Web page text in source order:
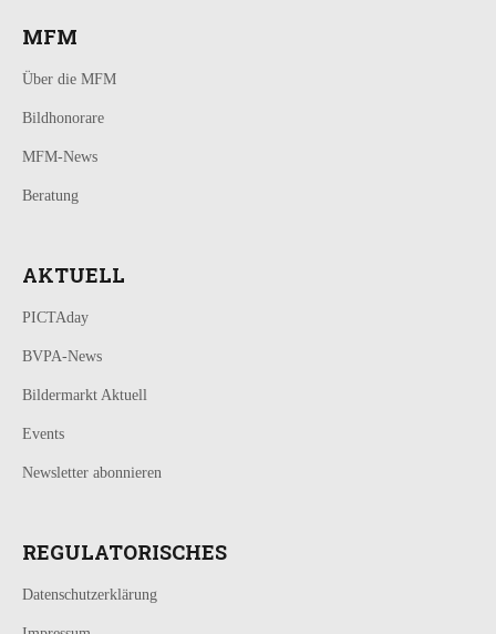
MFM
Über die MFM
Bildhonorare
MFM-News
Beratung
AKTUELL
PICTAday
BVPA-News
Bildermarkt Aktuell
Events
Newsletter abonnieren
REGULATORISCHES
Datenschutzerklärung